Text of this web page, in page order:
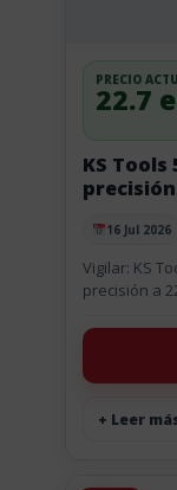
Publicado el
16 Jul 2026
KS
PRECIO
22.7
Vigilar: KS
precisión a
batería USB,
+ Leer